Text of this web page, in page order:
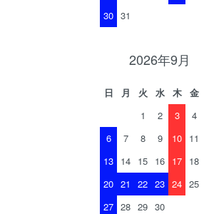
30 31
2026年9月
日 月 火 水 木 金
1
2 3 4
6
7 8 9 10 11
13 14 15 16 17 18
20 21 22 23 24 25
27 28 29 30